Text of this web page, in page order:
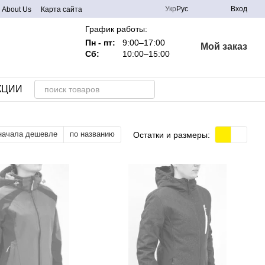
About Us Карта сайта Укр Рус Вход
График работы:
Пн - пт:
9:00–17:00
Сб:
10:00–15:00
Мой заказ
дешевле по названию Остатки и размеры: